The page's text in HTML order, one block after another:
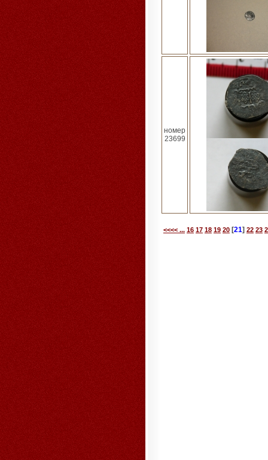
номер
23699
<<<< ... 16 17 18 19 20 [21] 22 23